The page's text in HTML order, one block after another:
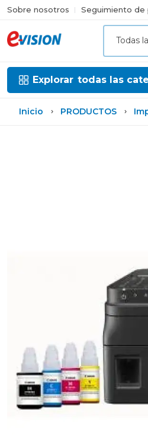
Sobre nosotros Seguimiento de
Todas
Explorar todas las
Inicio PRODUCTOS